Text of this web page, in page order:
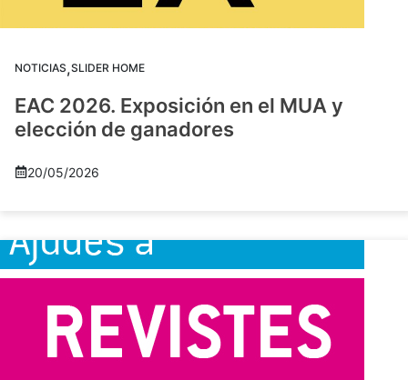
NOTICIAS,SLIDER HOME
EAC 2026. Exposición en el MUA y
elección de ganadores
20/05/2026